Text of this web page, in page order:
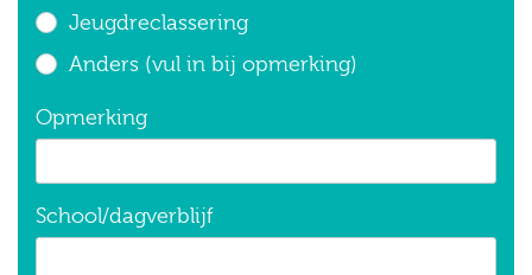
Jeugdreclassering
Anders (vul in bij opmerking)
Opmerking
School/dagverblijf